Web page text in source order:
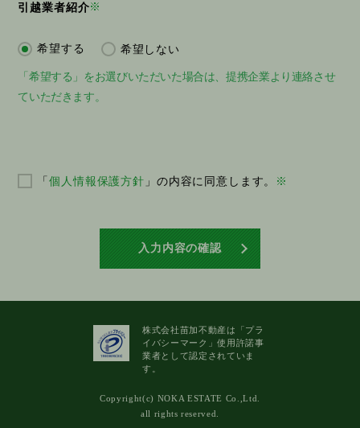
引越業者紹介※
希望する 希望しない
「希望する」をお選びいただいた場合は、提携企業より連絡させ
ていただきます。
「個人情報保護方針 」の内容に同意します。 ※
入力内容の確認
株式会社苗加不動産は「プラ
イバシーマーク」使用許諾事
業者として認定されていま
す。
Copyright(c) NOKA ESTATE Co.,Ltd.
all rights reserved.